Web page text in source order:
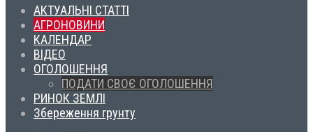
АКТУАЛЬНІ СТАТТІ
АГРОНОВИНИ
КАЛЕНДАР
ВІДЕО
ОГОЛОШЕННЯ
ПОДАТИ СВОЄ ОГОЛОШЕННЯ
РИНОК ЗЕМЛІ
Збереження грунту